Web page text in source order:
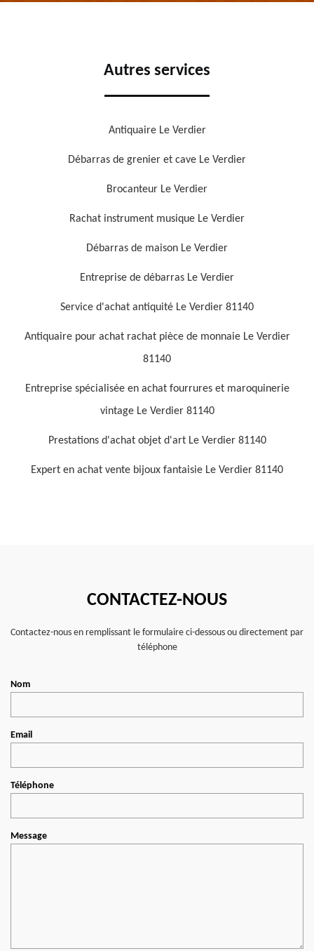
Autres services
Antiquaire Le Verdier
Débarras de grenier et cave Le Verdier
Brocanteur Le Verdier
Rachat instrument musique Le Verdier
Débarras de maison Le Verdier
Entreprise de débarras Le Verdier
Service d'achat antiquité Le Verdier 81140
Antiquaire pour achat rachat pièce de monnaie Le Verdier
81140
Entreprise spécialisée en achat fourrures et maroquinerie
vintage Le Verdier 81140
Prestations d'achat objet d'art Le Verdier 81140
Expert en achat vente bijoux fantaisie Le Verdier 81140
CONTACTEZ-NOUS
Contactez-nous en remplissant le formulaire ci-dessous ou directement par
téléphone
Nom
Email
Téléphone
Message